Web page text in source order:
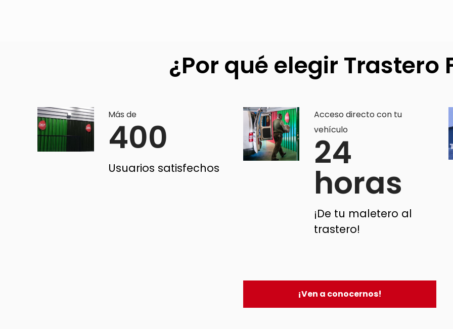
¿Por qué elegir Trastero
Más de
400
Usuarios satisfechos
Acceso directo con tu
vehículo
24
horas
¡De tu maletero al
trastero!
¡Ven a conocernos!